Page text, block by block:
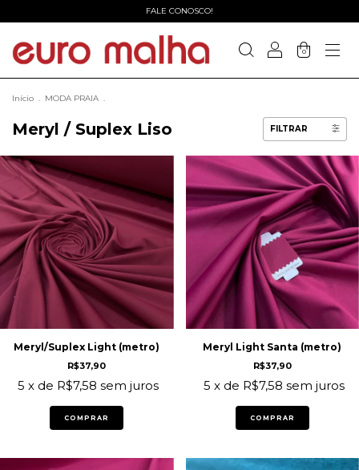
FALE CONOSCO!
0
Início MODA PRAIA
Meryl / Suplex Liso FILTRAR
Meryl/Suplex Light (metro)
R$37,90
5 x de R$7,58 sem juros
COMPRAR
Meryl Light Santa (metro)
R$37,90
5 x de R$7,58 sem juros
COMPRAR